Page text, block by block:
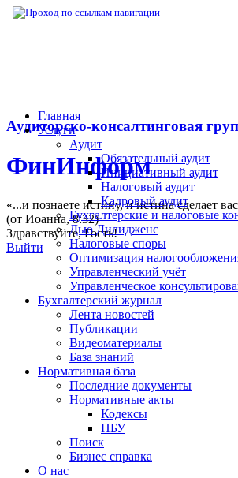
Аудиторско-консалтинговая
ФинИнформ
«...и познаете истину, и истина сделает
(от Иоанна, 8:32)
Здравствуйте,Гость!
Выйти
Главная
Услуги
Аудит
Обязательный аудит
Инициативный аудит
Налоговый аудит
Кадровый аудит
Бухгалтерские и налоговые
Дью Дилидженс
Налоговые споры
Оптимизация
Управленческий учёт
Управленческое
Бухгалтерский журнал
Лента новостей
Публикации
Видеоматериалы
База знаний
Нормативная база
Последние документы
Нормативные акты
Кодексы
ПБУ
Поиск
Бизнес справка
О нас